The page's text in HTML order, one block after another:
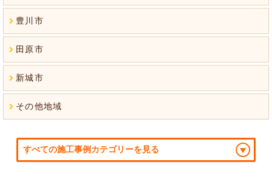
豊川市
田原市
新城市
その他地域